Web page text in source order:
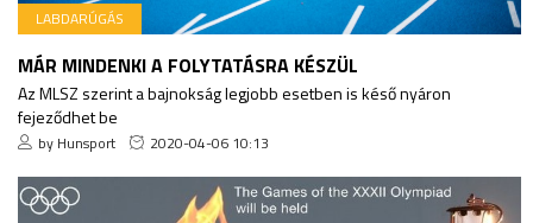
LABDARÚGÁS
MÁR MINDENKI A FOLYTATÁSRA KÉSZÜL
Az MLSZ szerint a bajnokság legjobb esetben is késő nyáron
fejeződhet be
by Hunsport 2020-04-06 10:13